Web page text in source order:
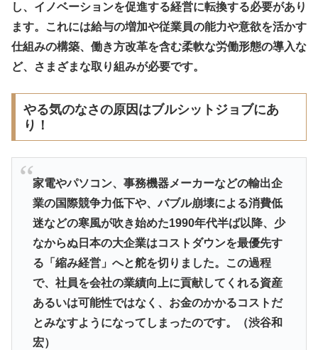
し、イノベーションを促進する経営に転換する必要があり
ます。これには給与の増加や従業員の能力や意欲を活かす
仕組みの構築、働き方改革を含む柔軟な労働形態の導入な
ど、さまざまな取り組みが必要です。
やる気のなさの原因はブルシットジョブにあ
り！
家電やパソコン、事務機器メーカーなどの輸出企
業の国際競争力低下や、バブル崩壊による消費低
迷などの寒風が吹き始めた1990年代半ば以降、少
なからぬ日本の大企業はコストダウンを最優先す
る「縮み経営」へと舵を切りました。この過程
で、社員を会社の業績向上に貢献してくれる資産
あるいは可能性ではなく、お金のかかるコストだ
とみなすようになってしまったのです。（渋谷和
宏）